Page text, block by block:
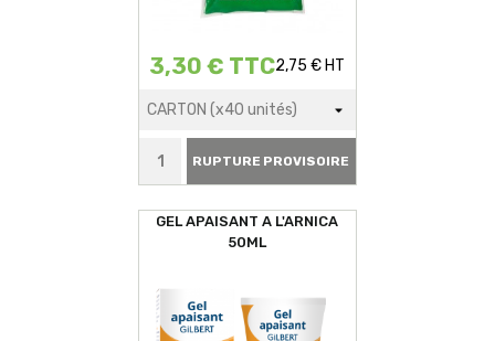
3,30 € TTC2,75 € HT
RUPTURE PROVISOIRE
GEL APAISANT A L'ARNICA
50ML